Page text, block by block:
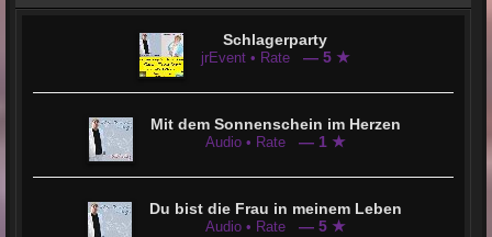
Schlagerparty
jrEvent • Rate — 5 ★
Mit dem Sonnenschein im Herzen
Audio • Rate — 1 ★
Du bist die Frau in meinem Leben
Audio • Rate — 5 ★